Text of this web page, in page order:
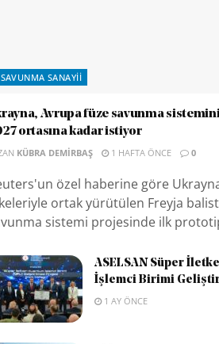
SAVUNMA SANAYII
Avrupa füze savunma
ortasına kadar istiyor
KÜBRA DEMIRBAŞ 1 HAFTA ÖNCE 0
özel haberine göre
ortak yürütülen Freyja
sistemi projesinde ilk
ASELSAN Süper
İşlemci Birimi
1 AY ÖNCE